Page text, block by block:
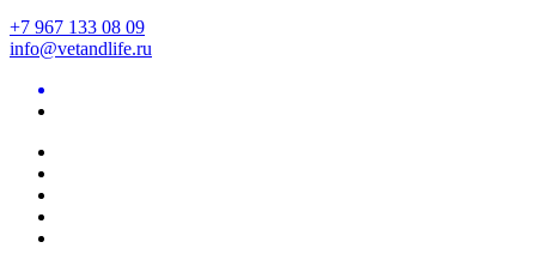
+7 967 133 08 09
info@vetandlife.ru